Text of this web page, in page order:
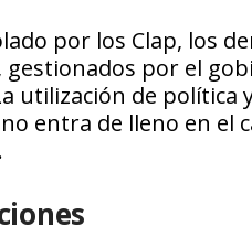
por los Clap, los
por el
utilización de política
entra de lleno en el